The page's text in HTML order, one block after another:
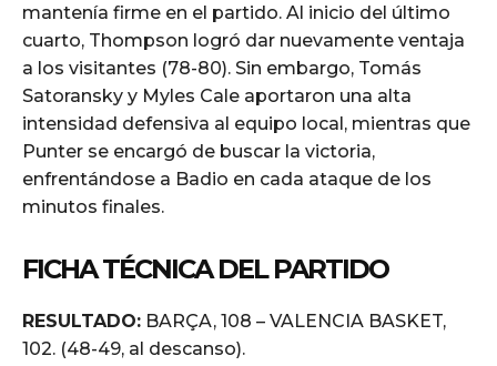
mantenía firme en el partido. Al inicio del último
cuarto, Thompson logró dar nuevamente ventaja
a los visitantes (78-80). Sin embargo, Tomás
Satoransky y Myles Cale aportaron una alta
intensidad defensiva al equipo local, mientras que
Punter se encargó de buscar la victoria,
enfrentándose a Badio en cada ataque de los
minutos finales.
FICHA TÉCNICA DEL PARTIDO
RESULTADO: BARÇA, 108 – VALENCIA BASKET,
102. (48-49, al descanso).